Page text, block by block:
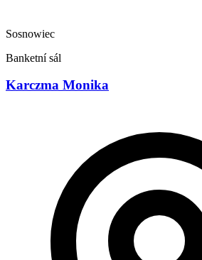
Sosnowiec
Banketní sál
Karczma Monika